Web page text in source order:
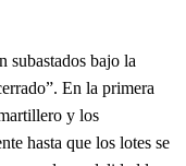
subastados bajo la
En la primera
y los
hasta que los lotes se